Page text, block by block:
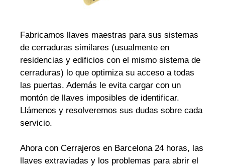
Fabricamos llaves maestras para sus sistemas
de cerraduras similares (usualmente en
residencias y edificios con el mismo sistema de
cerraduras) lo que optimiza su acceso a todas
las puertas. Además le evita cargar con un
montón de llaves imposibles de identificar.
Llámenos y resolveremos sus dudas sobre cada
servicio.
Ahora con Cerrajeros en Barcelona 24 horas, las
llaves extraviadas y los problemas para abrir el